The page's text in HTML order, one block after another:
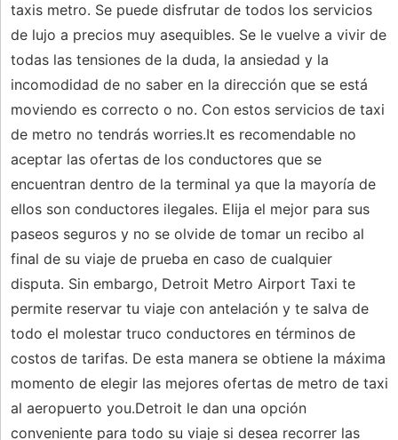
taxis metro. Se puede disfrutar de todos los servicios
de lujo a precios muy asequibles. Se le vuelve a vivir de
todas las tensiones de la duda, la ansiedad y la
incomodidad de no saber en la dirección que se está
moviendo es correcto o no. Con estos servicios de taxi
de metro no tendrás worries.It es recomendable no
aceptar las ofertas de los conductores que se
encuentran dentro de la terminal ya que la mayoría de
ellos son conductores ilegales. Elija el mejor para sus
paseos seguros y no se olvide de tomar un recibo al
final de su viaje de prueba en caso de cualquier
disputa. Sin embargo, Detroit Metro Airport Taxi te
permite reservar tu viaje con antelación y te salva de
todo el molestar truco conductores en términos de
costos de tarifas. De esta manera se obtiene la máxima
momento de elegir las mejores ofertas de metro de taxi
al aeropuerto you.Detroit le dan una opción
conveniente para todo su viaje si desea recorrer las